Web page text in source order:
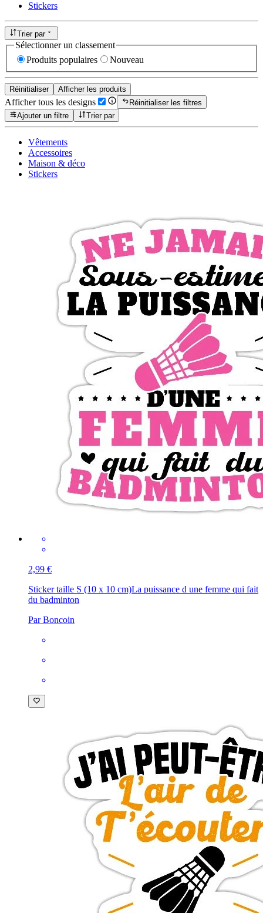
Stickers
Trier par
Sélectionner un classement
Produits populaires
Nouveau
Réinitialiser Afficher les produits
Afficher tous les designs
Réinitialiser les filtres
Ajouter un filtre
Trier par
Vêtements
Accessoires
Maison & déco
Stickers
2,99 €
Sticker taille S (10 x 10 cm)La puissance d une femme qui fait
du badminton
Par Boncoin